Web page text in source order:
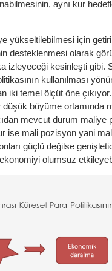
aynı kur
yükseltilebilmesi için
desteklenmesi olarak
izleyeceği kesinleşti gibi.
kullanılması
iki temel ölçüt öne
düşük büyüme ortamında
mevcut durum maliye
ise mali pozisyon yani
güçlü değilse
olumsuz